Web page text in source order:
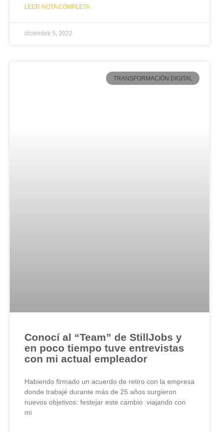
LEER NOTA COMPLETA
diciembre 5, 2022
TRANSFORMACIÓN DIGITAL
Conocí al “Team” de StillJobs y
en poco tiempo tuve entrevistas
con mi actual empleador
Habiendo firmado un acuerdo de retiro con la empresa
donde trabajé durante más de 25 años surgieron
nuevos objetivos: festejar este cambio viajando con
mi